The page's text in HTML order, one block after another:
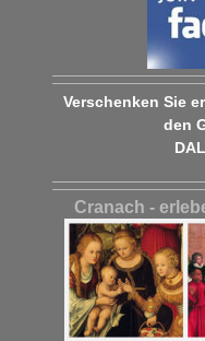
Verschenken Sie
den
Cranach -